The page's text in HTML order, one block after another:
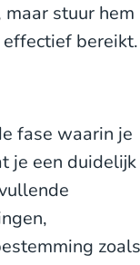
stuur hem
bereikt.
fase waarin je
je een duidelijk
zoals